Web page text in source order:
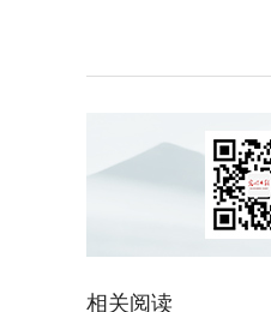
相关阅读